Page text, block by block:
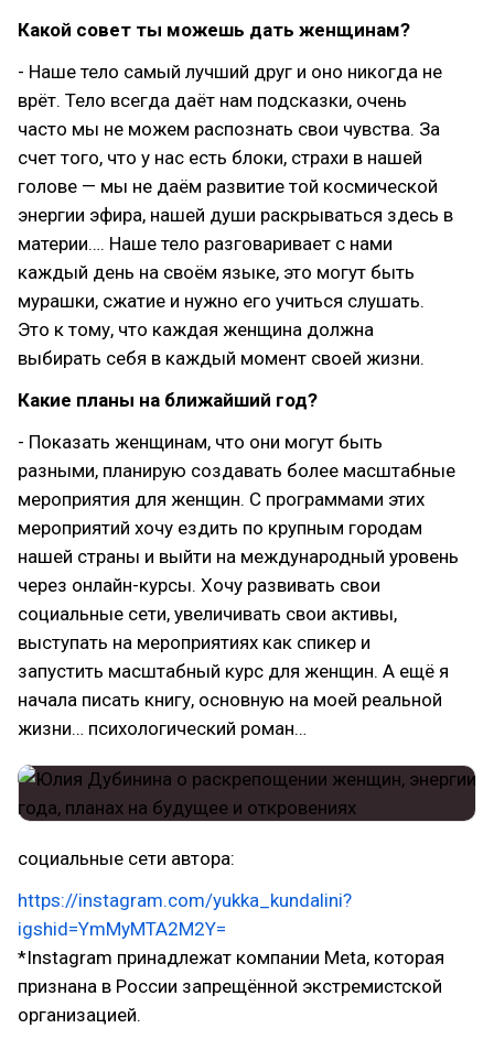
Какой совет ты можешь дать женщинам?
- Наше тело самый лучший друг и оно никогда не
врёт. Тело всегда даёт нам подсказки, очень
часто мы не можем распознать свои чувства. За
счет того, что у нас есть блоки, страхи в нашей
голове — мы не даём развитие той космической
энергии эфира, нашей души раскрываться здесь в
материи…. Наше тело разговаривает с нами
каждый день на своём языке, это могут быть
мурашки, сжатие и нужно его учиться слушать.
Это к тому, что каждая женщина должна
выбирать себя в каждый момент своей жизни.
Какие планы на ближайший год?
- Показать женщинам, что они могут быть
разными, планирую создавать более масштабные
мероприятия для женщин. С программами этих
мероприятий хочу ездить по крупным городам
нашей страны и выйти на международный уровень
через онлайн-курсы. Хочу развивать свои
социальные сети, увеличивать свои активы,
выступать на мероприятиях как спикер и
запустить масштабный курс для женщин. А ещё я
начала писать книгу, основную на моей реальной
жизни… психологический роман…
социальные сети автора:
https://instagram.com/yukka_kundalini?
igshid=YmMyMTA2M2Y=
*Instagram принадлежат компании Meta, которая
признана в России запрещённой экстремистской
организацией.